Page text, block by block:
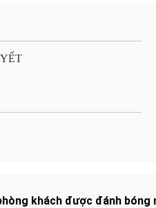
khách được đánh